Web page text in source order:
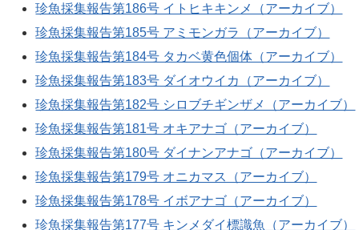
珍魚採集報告第186号 イトヒキキンメ（アーカイブ）
珍魚採集報告第185号 アミモンガラ（アーカイブ）
珍魚採集報告第184号 タカベ黄色個体（アーカイブ）
珍魚採集報告第183号 ダイオウイカ（アーカイブ）
珍魚採集報告第182号 シロブチギンザメ（アーカイブ）
珍魚採集報告第181号 オキアナゴ（アーカイブ）
珍魚採集報告第180号 ダイナンアナゴ（アーカイブ）
珍魚採集報告第179号 オニカマス（アーカイブ）
珍魚採集報告第178号 イボアナゴ（アーカイブ）
珍魚採集報告第177号 キンメダイ標識魚（アーカイブ）